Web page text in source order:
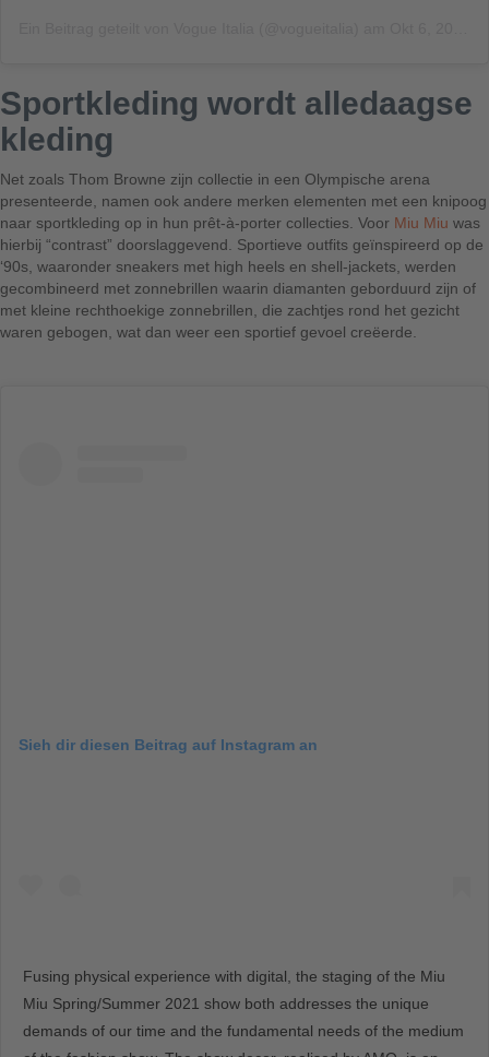
Sportkleding wordt alledaagse
kleding
Net zoals Thom Browne zijn collectie in een Olympische arena
presenteerde, namen ook andere merken elementen met een knipoog
naar sportkleding op in hun prêt-à-porter collecties. Voor Miu Miu was
hierbij “contrast” doorslaggevend. Sportieve outfits geïnspireerd op de
‘90s, waaronder sneakers met high heels en shell-jackets, werden
gecombineerd met zonnebrillen waarin diamanten geborduurd zijn of
met kleine rechthoekige zonnebrillen, die zachtjes rond het gezicht
waren gebogen, wat dan weer een sportief gevoel creëerde.
Sieh dir diesen Beitrag auf Instagram an
Fusing physical experience with digital, the staging of the Miu
Miu Spring/Summer 2021 show both addresses the unique
demands of our time and the fundamental needs of the medium